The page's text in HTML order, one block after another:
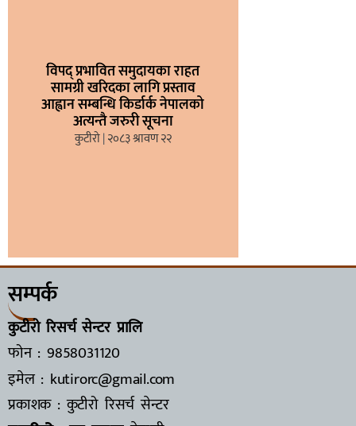
विपद् प्रभावित समुदायका राहत
सामग्री खरिदका लागि प्रस्ताव
आह्वान सम्बन्धि किर्डार्क नेपालको
अत्यन्तै जरुरी सूचना
कुटीरो २०८३ श्रावण २२
सम्पर्क
कुटीरो रिसर्च सेन्टर प्रालि
फोन : 9858031120
इमेल : kutirorc@gmail.com
प्रकाशक : कुटीरो रिसर्च सेन्टर